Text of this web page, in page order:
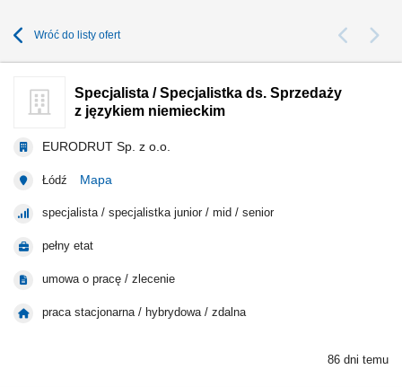
Wróć do listy ofert
Specjalista / Specjalistka ds. Sprzedaży
z językiem niemieckim
EURODRUT Sp. z o.o.
Łódź Mapa
specjalista / specjalistka junior / mid / senior
pełny etat
umowa o pracę / zlecenie
praca stacjonarna / hybrydowa / zdalna
86 dni temu